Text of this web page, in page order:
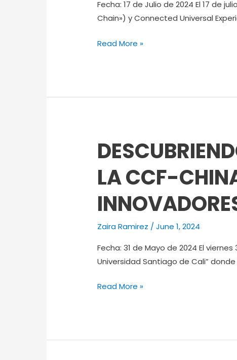
Fecha: 17 de Julio de 2024 El 17 de
Chain») y Connected Universal
PROMOVER
EL
APLICACIONES
TECNOLOGÍA
Read More »
LA CCF-
Zaira Ramirez /June 1, 2024
Fecha: 31 de Mayo de 2024 El
Universidad Santiago de Cali” donde
DESCUBRIENDO
LA
USC:
UN
VIAJE
VIRTUAL
CON
CCF-
CHINA
HACIA
Read More »